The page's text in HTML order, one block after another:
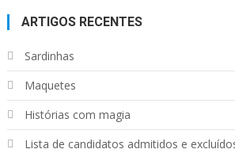
ARTIGOS RECENTES
Sardinhas
Maquetes
Histórias com magia
Lista de candidatos admitidos e